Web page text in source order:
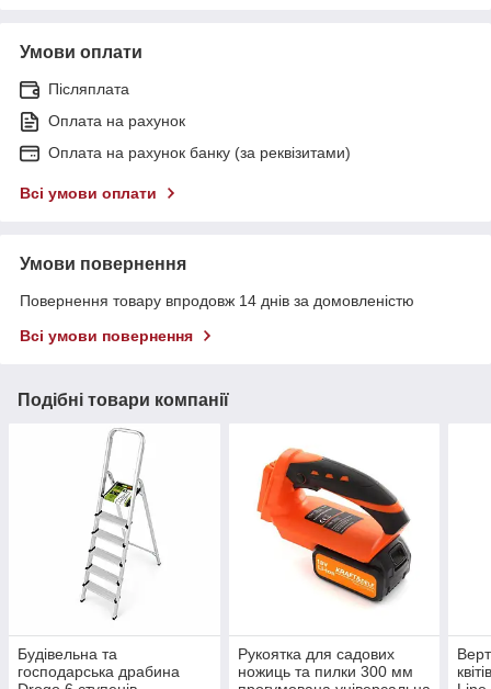
Умови оплати
Післяплата
Оплата на рахунок
Оплата на рахунок банку (за реквізитами)
Всі умови оплати
Умови повернення
Повернення товару впродовж 14 днів за домовленістю
Всі умови повернення
Подібні товари компанії
Будівельна та
господарська драбина
Рукоятка для садових
ножиць та пилки 300 мм